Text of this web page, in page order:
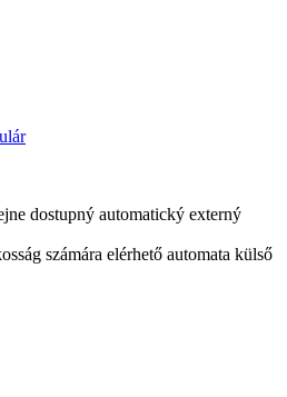
dostupný automatický externý
számára elérhető automata külső